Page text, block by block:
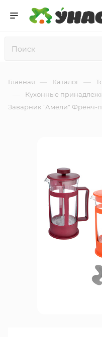
Главная — Каталог —
— Кухонные
Заварник "Амели" Френч-